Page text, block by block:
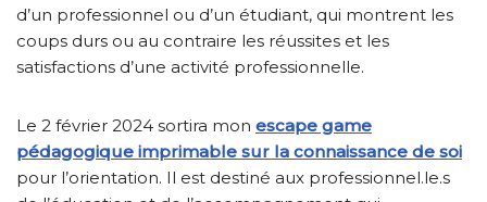
d’un professionnel ou d’un étudiant, qui montrent les
coups durs ou au contraire les réussites et les
satisfactions d’une activité professionnelle.
Le 2 février 2024 sortira mon escape game
pédagogique imprimable sur la connaissance de soi
pour l’orientation. Il est destiné aux professionnel.le.s